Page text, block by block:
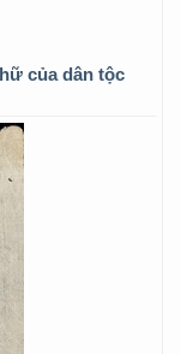
của dân tộc